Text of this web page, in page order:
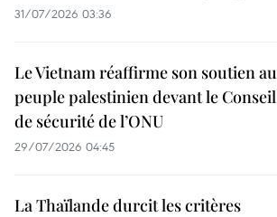
31/07/2026 03:36
Le Vietnam réaffirme son soutien au
peuple palestinien devant le Conseil
de sécurité de l’ONU
29/07/2026 04:45
La Thaïlande durcit les critères